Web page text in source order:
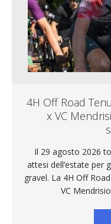
4H Off Road
x VC
Il 29 agosto 2026
attesi dell’estate per
gravel. La 4H Off
VC